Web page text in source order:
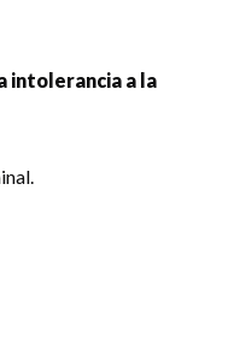
intolerancia a la